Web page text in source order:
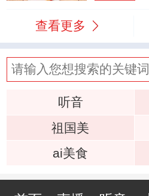
查看更多
听音
祖国美
ai美食